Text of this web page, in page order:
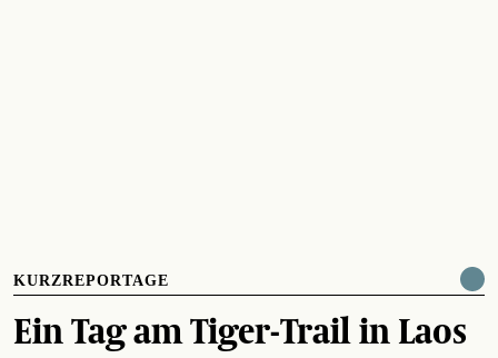
KURZREPORTAGE
Ein Tag am Tiger-Trail in Laos